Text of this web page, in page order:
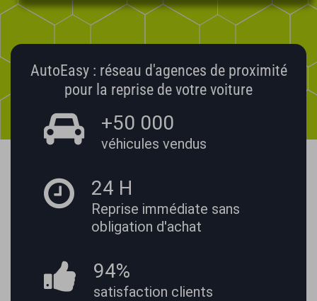
AutoEasy : réseau d'agences de proximité
pour la reprise de votre voiture
+50 000
véhicules vendus
24 H
Reprise immédiate sans
obligation d'achat
94%
satisfaction clients